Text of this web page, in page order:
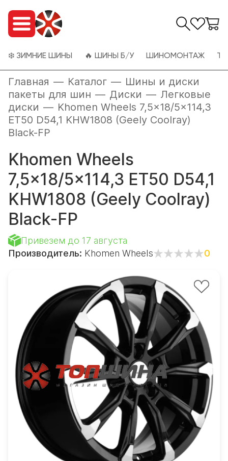
❄️ ЗИМНИЕ ШИНЫ 🔥 ШИНЫ Б/У ШИНОМОНТАЖ
Главная — Каталог — Шины и диски
пакеты для шин — Диски — Легковые
диски — Khomen Wheels 7,5x18/5x114,3
ET50 D54,1 KHW1808 (Geely Coolray)
Black-FP
Khomen Wheels
7,5x18/5x114,3 ET50 D54,1
KHW1808 (Geely Coolray)
Black-FP
Привезем до 17 августа
Производитель: Khomen Wheels 0